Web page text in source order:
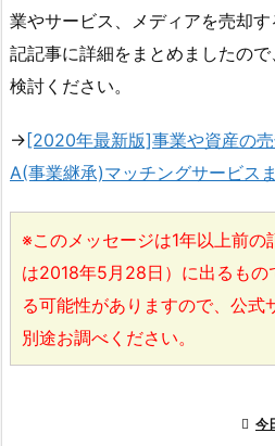
業やサービス、メディアを売却
記記事に詳細をまとめましたの
検討ください。
→ [2020年最新版]事業や資産の
A(事業継承)マッチングサービス
※このメッセージは1年以上前の
は2018年5月28日）に出るもの
る可能性がありますので、公式
別途お調べください。
 今